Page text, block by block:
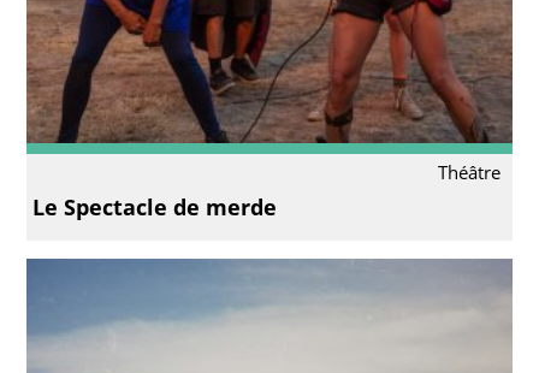
Théâtre
Le Spectacle de merde